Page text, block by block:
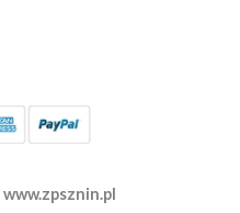
www.zpsznin.pl